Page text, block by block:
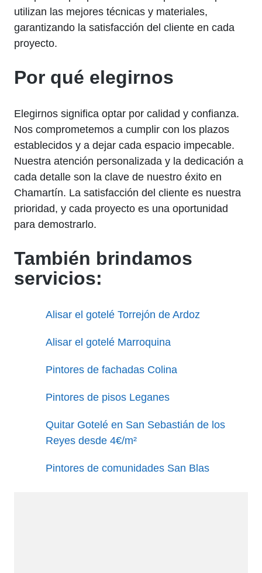
utilizan las mejores técnicas y materiales,
garantizando la satisfacción del cliente en cada
proyecto.
Por qué elegirnos
Elegirnos significa optar por calidad y confianza.
Nos comprometemos a cumplir con los plazos
establecidos y a dejar cada espacio impecable.
Nuestra atención personalizada y la dedicación a
cada detalle son la clave de nuestro éxito en
Chamartín. La satisfacción del cliente es nuestra
prioridad, y cada proyecto es una oportunidad
para demostrarlo.
También brindamos
servicios:
Alisar el gotelé Torrejón de Ardoz
Alisar el gotelé Marroquina
Pintores de fachadas Colina
Pintores de pisos Leganes
Quitar Gotelé en San Sebastián de los
Reyes desde 4€/m²
Pintores de comunidades San Blas